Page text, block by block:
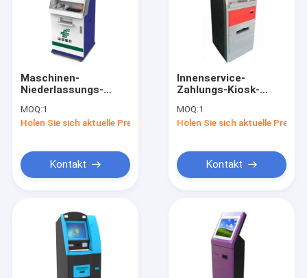
Produkte
Über uns
Maschinen-
Niederlassungs-
Soem ATMs CDM mit
Geldautomaten
MOQ:1
Holen Sie sich aktuelle Preis
Kontakt
Innenservice-
Zahlungs-Kiosk-
des selbst220v mit
LCD-Monitor
MOQ:1
Holen Sie sich aktuelle Preis
Kontakt